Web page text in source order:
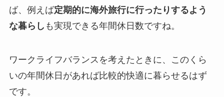
ば、例えば定期的に海外旅行に行ったりするよう
な暮らし も実現できる年間休日数ですね。
ワークライフバランスを考えたときに、このくら
いの年間休日があれば比較的快適に暮らせるはず
です。